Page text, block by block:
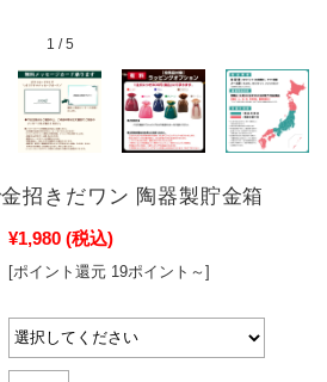
1 /5
招きだワン 陶器製貯金箱
¥1,980 (税込)
[ポイント還元 19ポイント～]